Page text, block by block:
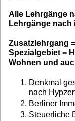
Alle Lehrgänge
Lehrgänge
Zusatzlehrgang
Spezialgebiet =
Wohnen und
Denkmal
nach
Berliner
Steuerliche